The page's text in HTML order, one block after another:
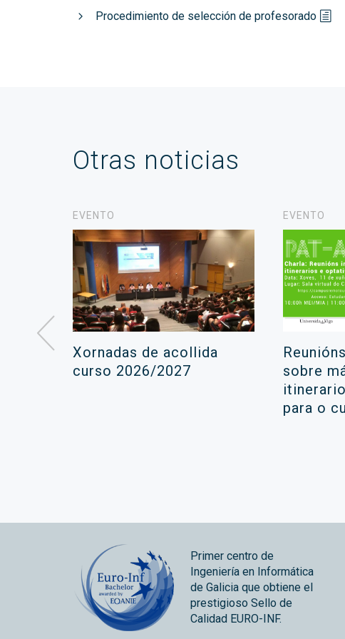
Procedimiento de selección de profesorado
Otras noticias
EVENTO
Xornadas de acollida
curso 2026/2027
EVENTO
sobre
para o
Primer centro de
Ingeniería en Informática
de Galicia que obtiene el
prestigioso Sello de
Calidad EURO-INF.